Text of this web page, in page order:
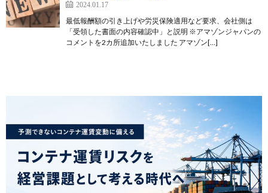
2024.01.17
最低報酬額の引き上げや労災保険適用など要求、会社側は
「受領した書面の内容確認中」と説明 ※アマゾンジャパンの
コメントを2カ所追加いたしました アマゾン[…]